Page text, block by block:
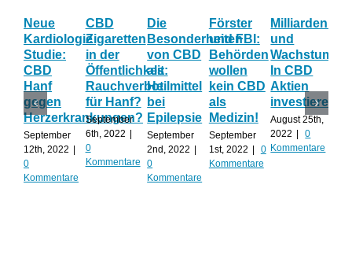
Neue
Kardiologie
Studie:
CBD
Hanf
gegen
Herzerkrankungen?
September
12th, 2022 |
0
Kommentare
CBD
Zigaretten
in der
Öffentlichkeit:
Rauchverbot
für Hanf?
September
6th, 2022 |
0
Kommentare
Die
Besonderheiten
von CBD
als
Heilmittel
bei
Epilepsie
September
2nd, 2022 |
0
Kommentare
Förster
und FBI:
Behörden
wollen
kein CBD
als
Medizin!
September
1st, 2022 |
0
Kommentare
und
Wachstum:
In CBD
Aktien
investieren?
August 25th,
2022 |
0
Kommentare